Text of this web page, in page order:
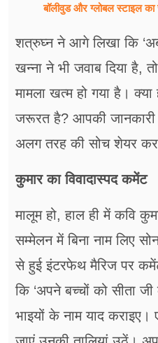
बॉलीवुड और ग्लोबल स्टाइल का
शत्रुघ्न ने आगे लिखा कि
खन्ना ने भी जवाब दिया है,
मामला खत्म हो गया है।
जरूरत है? आपकी
अलग तरह की सोच शेयर कर
कुमार का विवादास्पद कमेंट
मालूम हो, हाल ही में कवि
सम्मेलन में बिना नाम लिए
से हुई इंटरफेथ मैरिज पर
कि ‘अपने बच्चों को सीता
भाइयों के नाम याद